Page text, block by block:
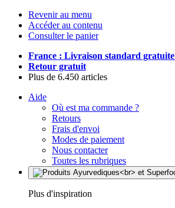
Revenir au menu
Accéder au contenu
Consulter le panier
France : Livraison standard gratuite
Retour gratuit
Plus de 6.450 articles
Aide
Où est ma commande ?
Retours
Frais d'envoi
Modes de paiement
Nous contacter
Toutes les rubriques
Plus d'inspiration